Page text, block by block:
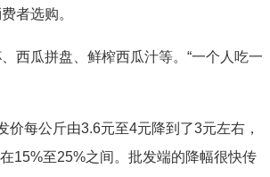
者选购。
西瓜拼盘、鲜榨西瓜汁等。“一个人吃一
每公斤由3.6元至4元降到了3元左右，
15%至25%之间。批发端的降幅很快传